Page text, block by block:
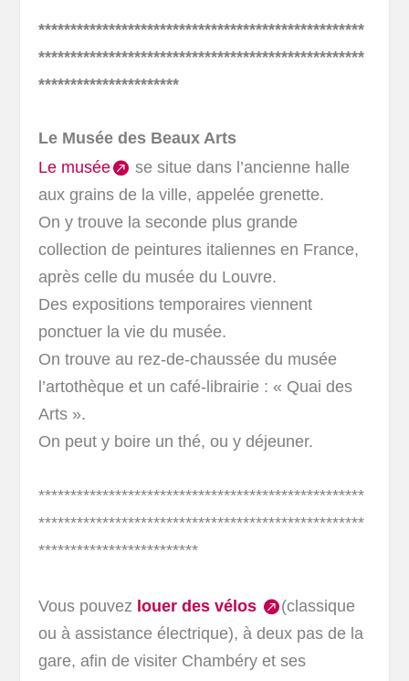
***************************************************
***************************************************
**********************
Le Musée des Beaux Arts
Le musée
se situe dans l’ancienne halle
aux grains de la ville, appelée grenette.
On y trouve la seconde plus grande
collection de peintures italiennes en France,
après celle du musée du Louvre.
Des expositions temporaires viennent
ponctuer la vie du musée.
On trouve au rez-de-chaussée du musée
l’artothèque et un café-librairie : « Quai des
Arts ».
On peut y boire un thé, ou y déjeuner.
***************************************************
***************************************************
*************************
Vous pouvez louer des vélos
(classique
ou à assistance électrique), à deux pas de la
gare, afin de visiter Chambéry et ses